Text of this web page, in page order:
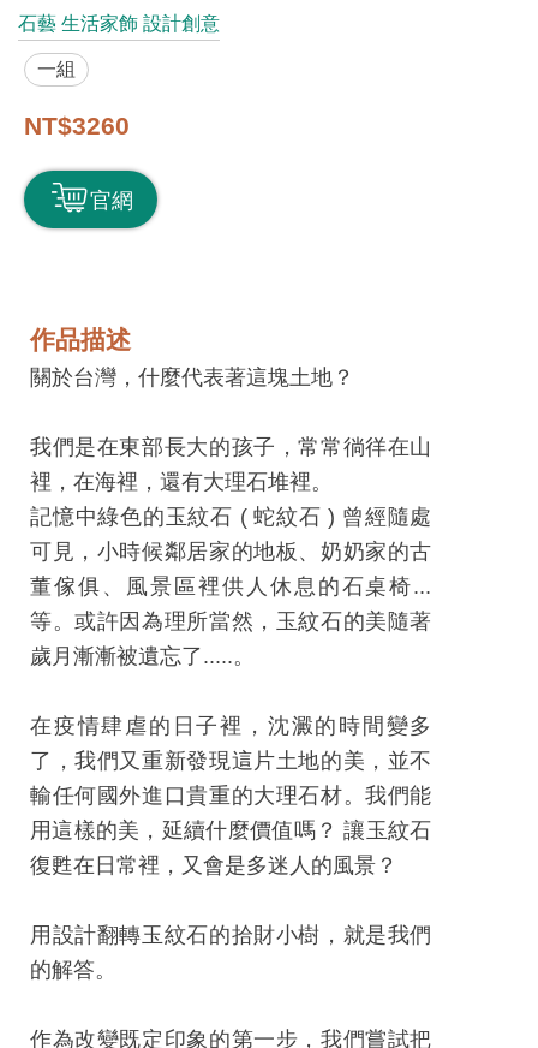
工
藝
美
術
訊
息
關
於
台
回
首
頁
網
站
導
工
藝
中
心
文
會
石藝 生活家飾 設計創意
一組
NT$3260
官網
作品描述
關於台灣，什麼代表著這塊土地？
我們是在東部長大的孩子，常常徜徉在山
裡，在海裡，還有大理石堆裡。
記憶中綠色的玉紋石 ( 蛇紋石 ) 曾經隨處
可見，小時候鄰居家的地板、奶奶家的古
董傢俱、風景區裡供人休息的石桌椅...
等。或許因為理所當然，玉紋石的美隨著
歲月漸漸被遺忘了.....。
在疫情肆虐的日子裡，沈澱的時間變多
了，我們又重新發現這片土地的美，並不
輸任何國外進口貴重的大理石材。我們能
用這樣的美，延續什麼價值嗎？ 讓玉紋石
復甦在日常裡，又會是多迷人的風景？
用設計翻轉玉紋石的拾財小樹，就是我們
的解答。
作為改變既定印象的第一步，我們嘗試把